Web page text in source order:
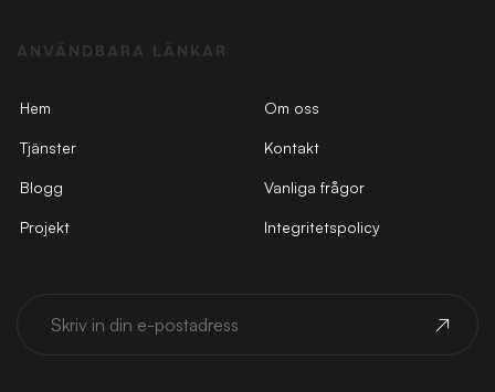
ANVÄNDBARA LÄNKAR
Hem
Tjänster
Blogg
Projekt
Om oss
Kontakt
Vanliga frågor
Integritetspolicy